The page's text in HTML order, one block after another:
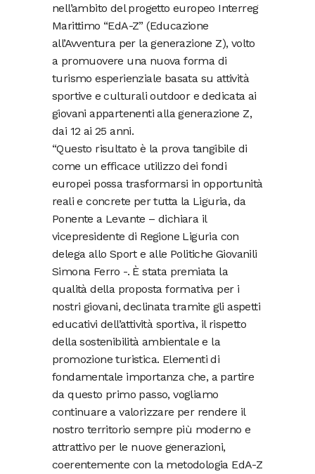
nell’ambito del progetto europeo Interreg
Marittimo “EdA-Z” (Educazione
all’Avventura per la generazione Z), volto
a promuovere una nuova forma di
turismo esperienziale basata su attività
sportive e culturali outdoor e dedicata ai
giovani appartenenti alla generazione Z,
dai 12 ai 25 anni.
“Questo risultato è la prova tangibile di
come un efficace utilizzo dei fondi
europei possa trasformarsi in opportunità
reali e concrete per tutta la Liguria, da
Ponente a Levante – dichiara il
vicepresidente di Regione Liguria con
delega allo Sport e alle Politiche Giovanili
Simona Ferro -. È stata premiata la
qualità della proposta formativa per i
nostri giovani, declinata tramite gli aspetti
educativi dell’attività sportiva, il rispetto
della sostenibilità ambientale e la
promozione turistica. Elementi di
fondamentale importanza che, a partire
da questo primo passo, vogliamo
continuare a valorizzare per rendere il
nostro territorio sempre più moderno e
attrattivo per le nuove generazioni,
coerentemente con la metodologia EdA-Z